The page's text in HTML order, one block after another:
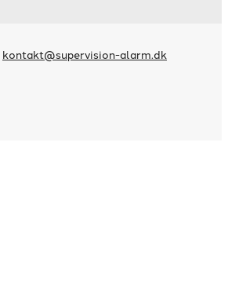
kontakt@supervision-alarm.dk